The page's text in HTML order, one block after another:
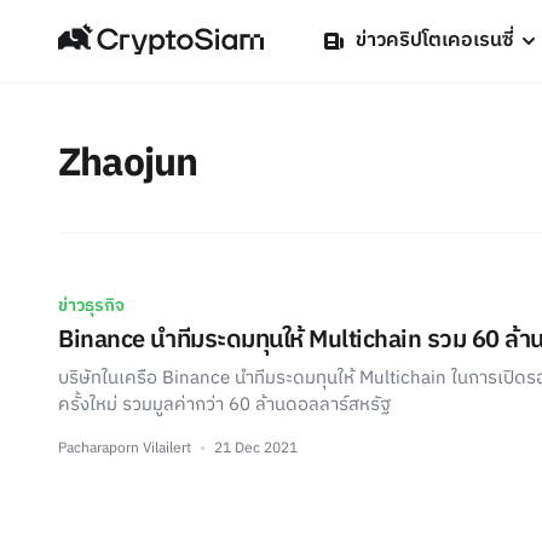
ข่าวคริปโตเคอเรนซี่
Zhaojun
ข่าวธุรกิจ
Binance นำทีมระดมทุนให้ Multichain รวม 60 ล้า
บริษัทในเครือ Binance นำทีมระดมทุนให้ Multichain ในการเปิด
ครั้งใหม่ รวมมูลค่ากว่า 60 ล้านดอลลาร์สหรัฐ
Pacharaporn Vilailert 21 Dec 2021